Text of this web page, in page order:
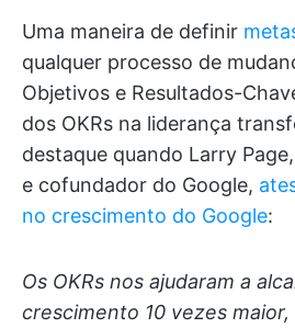
Uma maneira de definir
qualquer processo de
Objetivos e Resultados-
dos OKRs na liderança
destaque quando Larry
e cofundador do Google,
no crescimento do Google:
Os OKRs nos ajudaram a
crescimento 10 vezes